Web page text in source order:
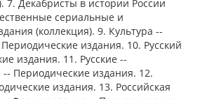
7. Декабристы в истории России
сериальные и
(коллекция). 9. Культура --
издания. 10. Русский
издания. 11. Русские --
Периодические издания. 12.
издания. 13. Российская